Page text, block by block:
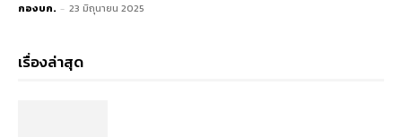
กองบก. - 23 มิถุนายน 2025
เรื่องล่าสุด